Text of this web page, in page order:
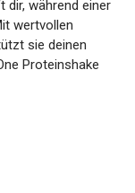
Mit
unterstützt
Daily One